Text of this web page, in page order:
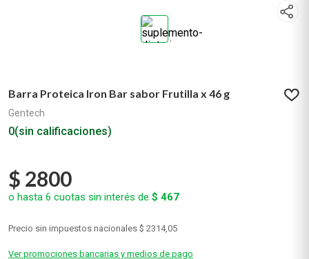
Barra Proteica Iron Bar sabor Frutilla x 46 g
Gentech
0(sin calificaciones)
$ 2800
o hasta 6 cuotas sin interés de $ 467
Precio sin impuestos nacionales $ 2314,05
Ver promociones bancarias y medios de pago
8.protector solar
9.serum elvive
10
nyx